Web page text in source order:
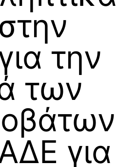
την
των
για